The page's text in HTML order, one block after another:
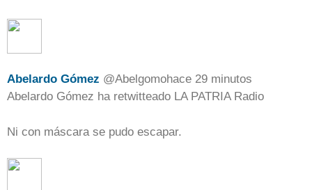
Abelardo Gómez @Abelgomohace 29 minutos
Abelardo Gómez ha retwitteado LA PATRIA Radio
Ni con máscara se pudo escapar.